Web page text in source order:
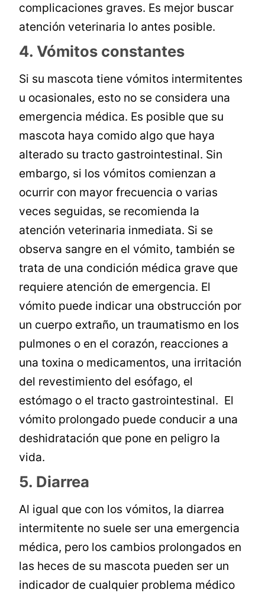
complicaciones graves. Es mejor buscar
atención veterinaria lo antes posible.
4. Vómitos constantes
Si su mascota tiene vómitos intermitentes
u ocasionales, esto no se considera una
emergencia médica. Es posible que su
mascota haya comido algo que haya
alterado su tracto gastrointestinal. Sin
embargo, si los vómitos comienzan a
ocurrir con mayor frecuencia o varias
veces seguidas, se recomienda la
atención veterinaria inmediata. Si se
observa sangre en el vómito, también se
trata de una condición médica grave que
requiere atención de emergencia. El
vómito puede indicar una obstrucción por
un cuerpo extraño, un traumatismo en los
pulmones o en el corazón, reacciones a
una toxina o medicamentos, una irritación
del revestimiento del esófago, el
estómago o el tracto gastrointestinal. El
vómito prolongado puede conducir a una
deshidratación que pone en peligro la
vida.
5. Diarrea
Al igual que con los vómitos, la diarrea
intermitente no suele ser una emergencia
médica, pero los cambios prolongados en
las heces de su mascota pueden ser un
indicador de cualquier problema médico